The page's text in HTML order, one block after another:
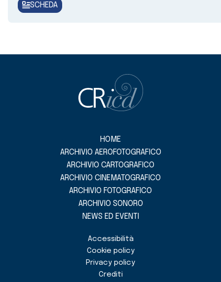
SCHEDA
HOME
ARCHIVIO AEROFOTOGRAFICO
ARCHIVIO CARTOGRAFICO
ARCHIVIO CINEMATOGRAFICO
ARCHIVIO FOTOGRAFICO
ARCHIVIO SONORO
NEWS ED EVENTI
Accessibilità
Cookie policy
Privacy policy
Crediti